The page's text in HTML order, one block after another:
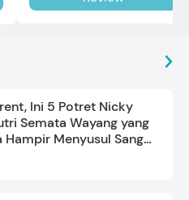
Ini 5 Potret Nicky
Semata Wayang yang
Hampir Menyusul Sang